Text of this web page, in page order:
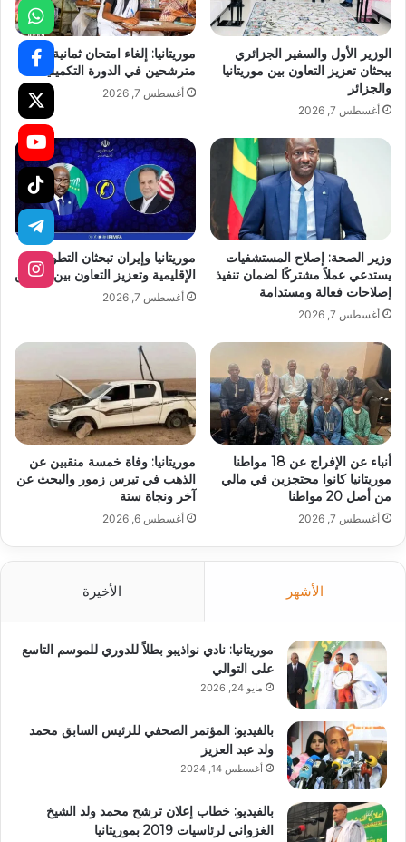
الوزير الأول والسفير الجزائري
يبحثان تعزيز التعاون بين موريتانيا
والجزائر
أغسطس 7, 2026
موريتانيا: إلغاء امتحان ثمانية
مترشحين في الدورة التكميلية
أغسطس 7, 2026
وزير الصحة: إصلاح المستشفيات
يستدعي عملاً مشتركًا لضمان تنفيذ
إصلاحات فعالة ومستدامة
أغسطس 7, 2026
موريتانيا وإيران تبحثان التطورات
الإقليمية وتعزيز التعاون بين البلدين
أغسطس 7, 2026
أنباء عن الإفراج عن 18 مواطنا
موريتانيا كانوا محتجزين في مالي
من أصل 20 مواطنا
أغسطس 7, 2026
موريتانيا: وفاة خمسة منقبين عن
الذهب في تيرس زمور والبحث عن
آخر ونجاة ستة
أغسطس 6, 2026
الأشهر الأخيرة
موريتانيا: نادي نواذيبو بطلاً للدوري للموسم التاسع
على التوالي
مايو 24, 2026
بالفيديو: المؤتمر الصحفي للرئيس السابق محمد
ولد عبد العزيز
أغسطس 14, 2024
بالفيديو: خطاب إعلان ترشح محمد ولد الشيخ
الغزواني لرئاسيات 2019 بموريتانيا